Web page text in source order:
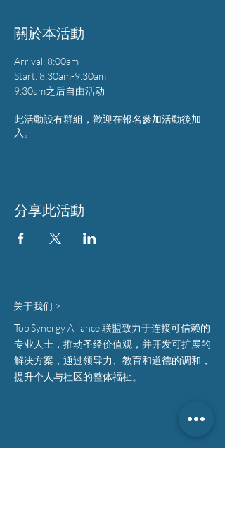
關於本活動
Arrival: 8:00am
Start: 8:30am-9:30am
9:30am之后自由活动
此活動設有群組，歡迎在報名參加活動後加
入。
分享此活動
关于我们 >
Top Synergy Alliance 联盟致力于连接可信赖的
专业人士，推动圣经价值观，并开发可扩展的
解决方案，通过领导力、教育和道德的调和，
提升个人与社区的整体福祉。